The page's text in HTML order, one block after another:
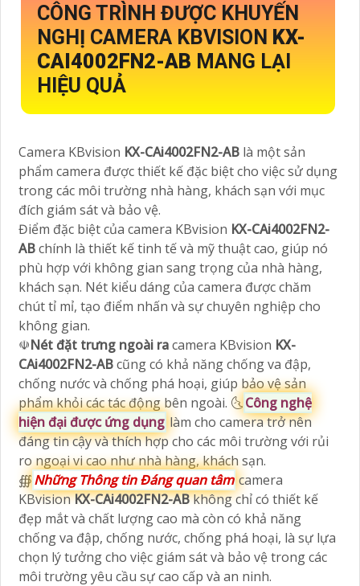
CÔNG TRÌNH ĐƯỢC KHUYẾN
NGHỊ CAMERA KBVISION KX-
CAI4002FN2-AB MANG LẠI
HIỆU QUẢ
Camera KBvision KX-CAi4002FN2-AB là một sản
phẩm camera được thiết kế đặc biệt cho việc sử dụng
trong các môi trường nhà hàng, khách sạn với mục
đích giám sát và bảo vệ.
Điểm đặc biệt của camera KBvision KX-CAi4002FN2-
ABchính là thiết kế tinh tế và mỹ thuật cao, giúp nó
phù hợp với không gian sang trọng của nhà hàng,
khách sạn. Nét kiểu dáng của camera được chăm
chút tỉ mỉ, tạo điểm nhấn và sự chuyên nghiệp cho
không gian.
☫Nét đặt trưng ngoài racamera KBvision KX-
CAi4002FN2-ABcũng có khả năng chống va đập,
chống nước và chống phá hoại, giúp bảo vệ sản
phẩm khỏi các tác động bên ngoài. 🌜Công nghệ
hiện đại được ứng dụng làm cho camera trở nên
đáng tin cậy và thích hợp cho các môi trường với rủi
ro ngoại vi cao như nhà hàng, khách sạn.
∰Những Thông tin Đáng quan tâm camera
KBvisionKX-CAi4002FN2-ABkhông chỉ có thiết kế
đẹp mắt và chất lượng cao mà còn có khả năng
chống va đập, chống nước, chống phá hoại, là sự lựa
chọn lý tưởng cho việc giám sát và bảo vệ trong các
môi trường yêu cầu sự cao cấp và an ninh.